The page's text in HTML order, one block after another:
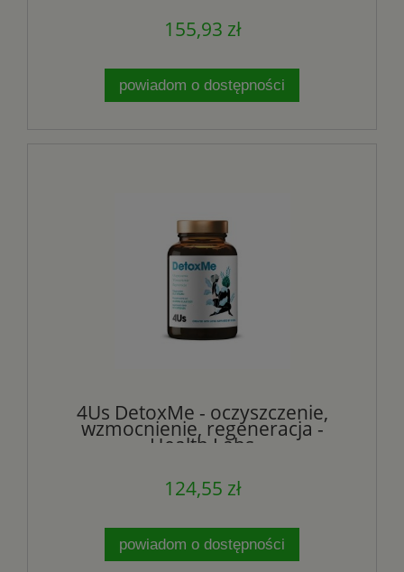
155,93 zł
powiadom o dostępności
4Us DetoxMe - oczyszczenie,
wzmocnienie, regeneracja -
Health Labs
124,55 zł
powiadom o dostępności